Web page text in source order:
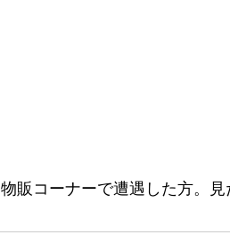
物販コーナーで遭遇した方。